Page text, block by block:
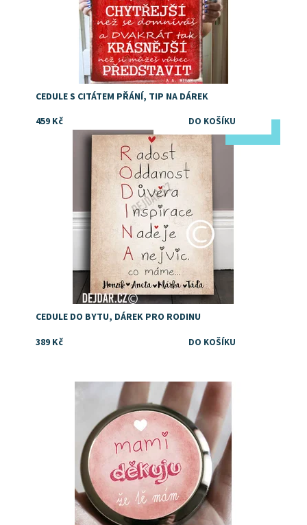
CEDULE S CITÁTEM PŘÁNÍ, TIP NA DÁREK
459 Kč
TIP
Dostupnost: Skladem
CEDULE DO BYTU, DÁREK PRO RODINU
389 Kč
Dostupnost: Skladem